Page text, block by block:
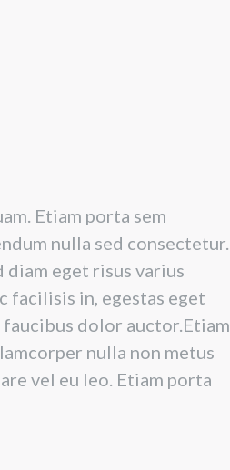
Etiam porta sem
nulla sed consectetur.
diam eget risus varius
facilisis in, egestas eget
dolor auctor.Etiam
nulla non metus
vel eu leo. Etiam porta